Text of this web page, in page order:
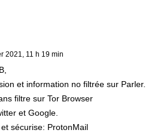
2021, 11 h 19 min
et information no filtrée sur Parler.
filtre sur Tor Browser
et Google.
sécurise: ProtonMail